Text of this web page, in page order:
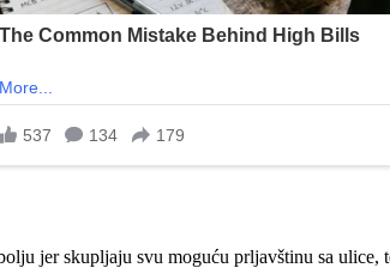
jer skupljaju svu moguću prljavštinu sa ulice,